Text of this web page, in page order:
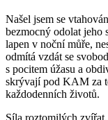
Našel jsem se
bezmocný odolat jeho
lapen v noční můře,
odmítá vzdát se
s pocitem úžasu a
skrývají pod KAM za
každodenních životů.